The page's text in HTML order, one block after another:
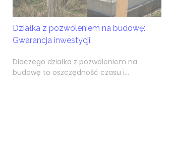
Działka z pozwoleniem na budowę:
Gwarancja inwestycji.
Dlaczego działka z pozwoleniem na
budowę to oszczędność czasu i...